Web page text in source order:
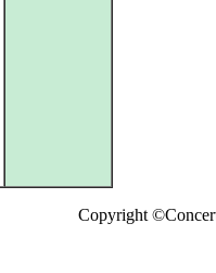
Copyright